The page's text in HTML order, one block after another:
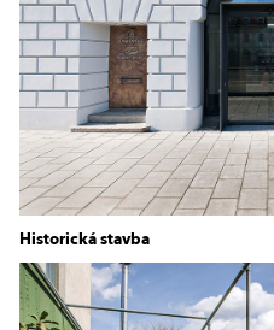
Historická stavba